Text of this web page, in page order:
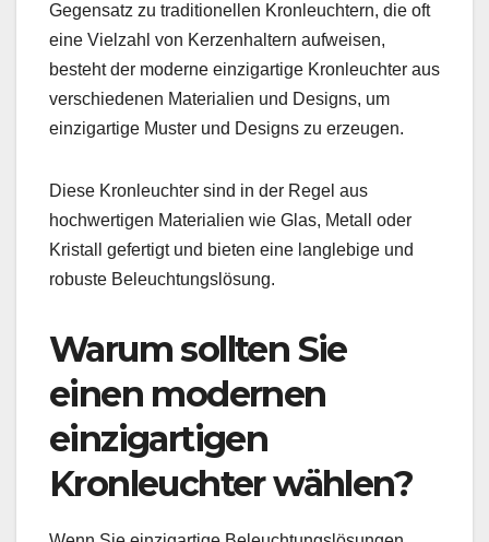
Gegensatz zu traditionellen Kronleuchtern, die oft
eine Vielzahl von Kerzenhaltern aufweisen,
besteht der moderne einzigartige Kronleuchter aus
verschiedenen Materialien und Designs, um
einzigartige Muster und Designs zu erzeugen.
Diese Kronleuchter sind in der Regel aus
hochwertigen Materialien wie Glas, Metall oder
Kristall gefertigt und bieten eine langlebige und
robuste Beleuchtungslösung.
Warum sollten Sie
einen modernen
einzigartigen
Kronleuchter wählen?